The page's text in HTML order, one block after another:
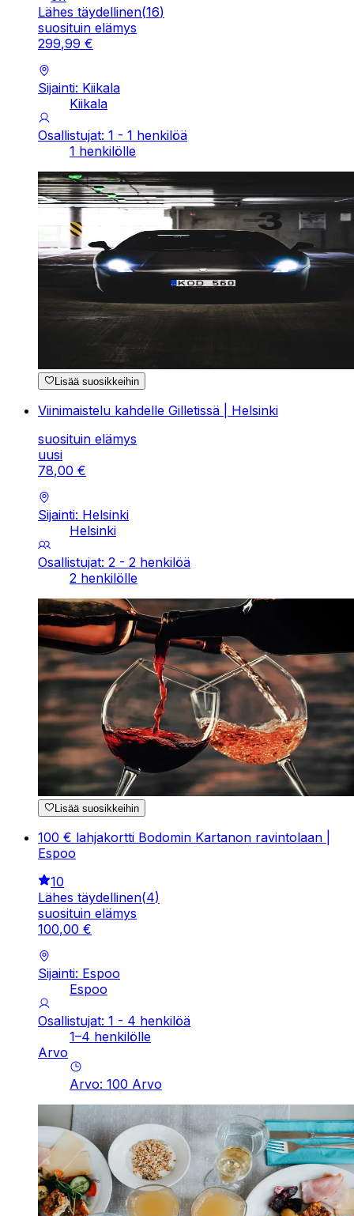
Lähes täydellinen(16)
suosituin elämys
299,99 €
Sijainti: Kiikala
Kiikala
Osallistujat: 1 - 1 henkilöä
1 henkilölle
Lisää suosikkeihin
Viinimaistelu kahdelle Gilletissä | Helsinki
suosituin elämys
uusi
78,00 €
Sijainti: Helsinki
Helsinki
Osallistujat: 2 - 2 henkilöä
2 henkilölle
Lisää suosikkeihin
100 € lahjakortti Bodomin Kartanon ravintolaan |
Espoo
10
Lähes täydellinen(4)
suosituin elämys
100,00 €
Sijainti: Espoo
Espoo
Osallistujat: 1 - 4 henkilöä
1–4 henkilölle
Arvo
Arvo: 100 Arvo